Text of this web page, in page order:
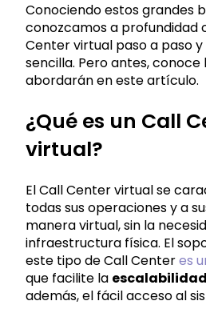
Conociendo estos grandes
conozcamos a profundidad
Center virtual paso a paso
sencilla. Pero antes, conoce
abordarán en este artículo.
¿Qué es un Call
virtual?
El Call Center virtual se
todas sus operaciones y a
manera virtual, sin la
infraestructura física. El
este tipo de Call Centeres
que facilite la
además, el fácil acceso al